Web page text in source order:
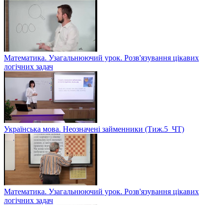
Математика. Узагальнюючий урок. Розв'язування цікавих
логічних задач
Українська мова. Неозначені займенники (Тиж.5_ЧТ)
Математика. Узагальнюючий урок. Розв'язування цікавих
логічних задач